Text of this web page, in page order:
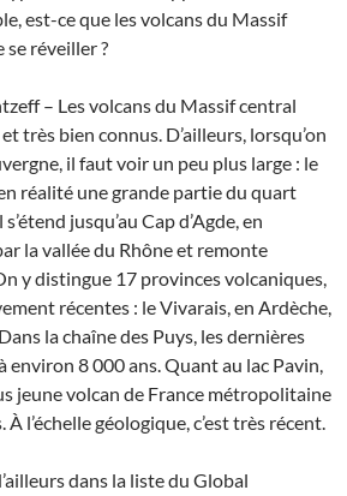
est-ce que les volcans du Massif
réveiller ?
– Les volcans du Massif central
très bien connus. D’ailleurs, lorsqu’on
il faut voir un peu plus large : le
réalité une grande partie du quart
jusqu’au Cap d’Agde, en
la vallée du Rhône et remonte
y distingue 17 provinces volcaniques,
récentes : le Vivarais, en Ardèche,
la chaîne des Puys, les dernières
8 000 ans. Quant au lac Pavin,
jeune volcan de France métropolitaine
l’échelle géologique, c’est très récent.
dans la liste du Global